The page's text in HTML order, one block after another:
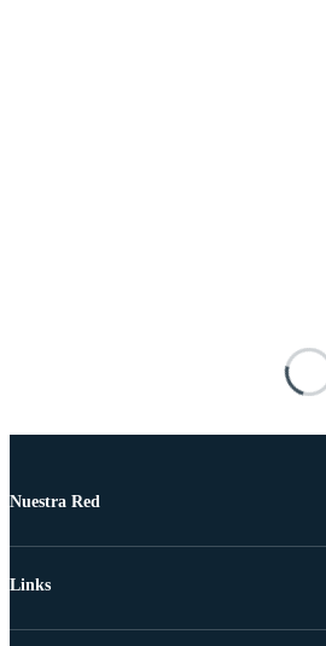
Nuestra Red
Links